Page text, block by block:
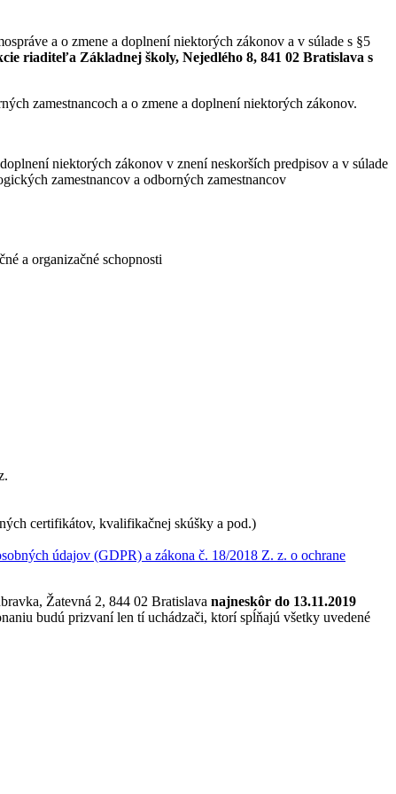
a o zmene a doplnení niektorých zákonov a v súlade s §5
riaditeľa Základnej školy, Nejedlého 8, 841 02 Bratislava s
zamestnancoch a o zmene a doplnení niektorých zákonov.
niektorých zákonov v znení neskorších predpisov a v súlade
zamestnancov a odborných zamestnancov
a organizačné schopnosti
certifikátov, kvalifikačnej skúšky a pod.)
údajov (GDPR) a zákona č. 18/2018 Z. z. o ochrane
Žatevná 2, 844 02 Bratislava najneskôr do 13.11.2019
budú prizvaní len tí uchádzači, ktorí spĺňajú všetky uvedené